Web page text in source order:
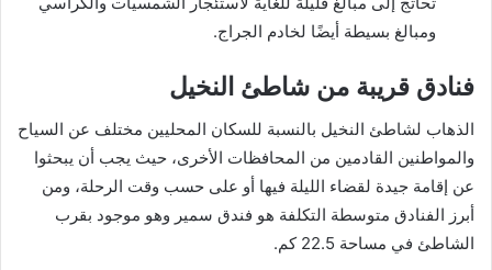
ومبالغ بسيطة أيضًا لخادم الجراج.
فنادق قريبة من شاطئ النخيل
الذهاب لشاطئ النخيل بالنسبة للسكان المحليين مختلف عن السياح
والمواطنين القادمين من المحافظات الأخرى، حيث يجب أن يبحثوا
عن إقامة جيدة لقضاء الليلة فيها أو على حسب وقت الرحلة، ومن
أبرز الفنادق متوسطة التكلفة هو فندق سمير وهو موجود بقرب
الشاطئ في مساحة 22.5 كم.